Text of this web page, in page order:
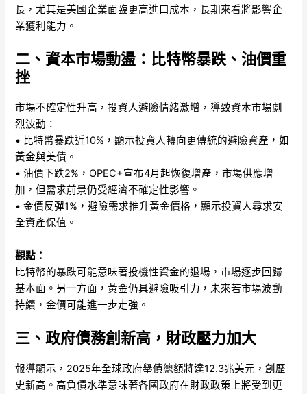
長，尤其是美國企業面臨更高進口成本，長期來看將影響企
業獲利能力。
二、資本市場動盪：比特幣暴跌、油價重
挫
市場不確定性升高，投資人避險情緒激增，導致資本市場劇
烈波動：
• 比特幣暴跌近10%，顯示投資人轉向更傳統的避險資產，如
黃金與美債。
• 油價下跌2%，OPEC+宣布4月起恢復增產，市場供應增
加，但需求前景仍受經濟不確定性影響。
• 金價反彈1%，避險需求推升黃金價格，顯示投資人尋求安
全資產保值。
觀點：
比特幣的暴跌可能意味著投機性資金的退場，市場逐步回歸
基本面。另一方面，黃金仍具避險吸引力，未來若市場波動
持續，金價可能進一步走強。
三、政府債務創新高，財政壓力加大
報導顯示，2025年全球政府舉債總額將達12.3兆美元，創歷
史新高。高負債水準意味著各國政府在財政政策上將受到更